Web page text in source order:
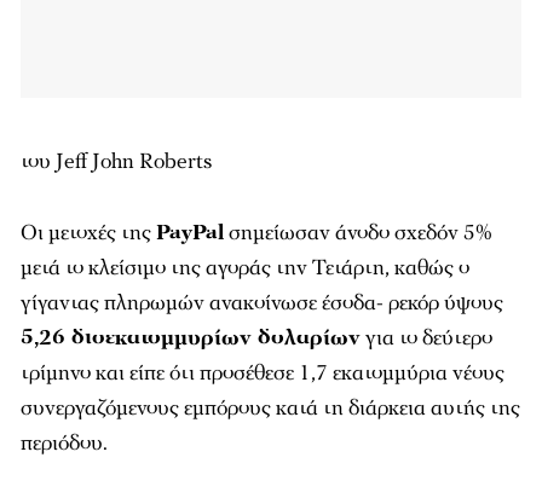
του Jeff John Roberts
Οι μετοχές τηςPayPalσημείωσαν άνοδο σχεδόν 5%
μετά το κλείσιμο της αγοράς την Τετάρτη, καθώς ο
γίγαντας πληρωμών ανακοίνωσε έσοδα- ρεκόρ ύψους
5,26 δισεκατομμυρίων δολαρίωνγια το δεύτερο
τρίμηνο και είπε ότι προσέθεσε 1,7 εκατομμύρια νέους
συνεργαζόμενους εμπόρους κατά τη διάρκεια αυτής της
περιόδου.